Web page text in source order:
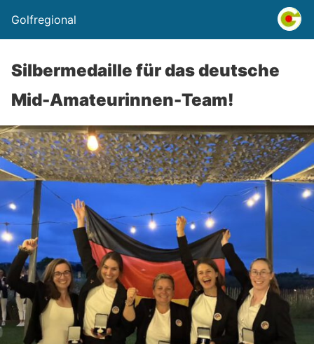
Golfregional
Silbermedaille für das deutsche
Mid-Amateurinnen-Team!